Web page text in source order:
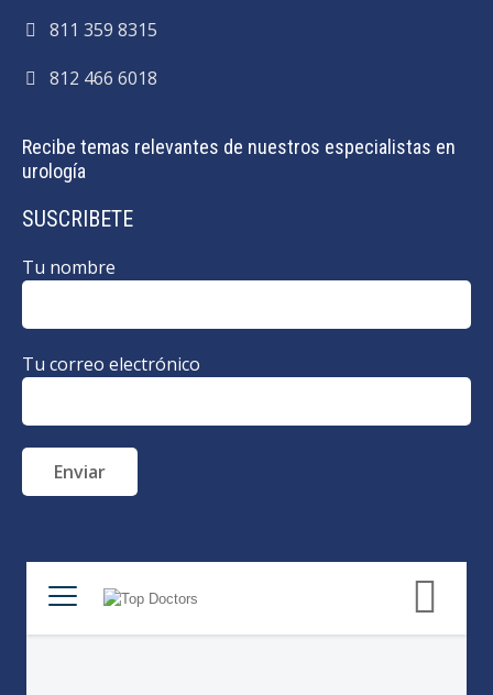
811 359 8315
812 466 6018
Recibe temas relevantes de nuestros especialistas en
urología
SUSCRIBETE
Tu nombre
Tu correo electrónico